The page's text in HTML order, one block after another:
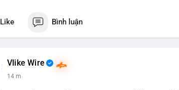
Like Bình luận
Vlike Wire
14 m